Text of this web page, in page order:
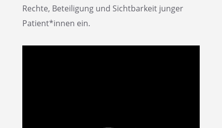
Rechte, Betei­li­gung und Sicht­bar­keit junger
Patient*innen ein.